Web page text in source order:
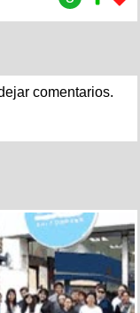
comentarios.